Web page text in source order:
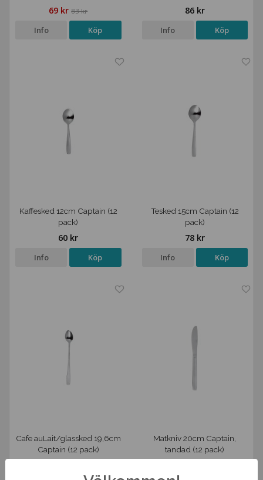
69 kr 83 kr
Info Köp
86 kr
Info Köp
Kaffesked 12cm Captain (12
pack)
60 kr
Info Köp
Tesked 15cm Captain (12
pack)
78 kr
Info Köp
Cafe auLait/glassked 19,6cm
Captain (12 pack)
Matkniv 20cm Captain,
tandad (12 pack)